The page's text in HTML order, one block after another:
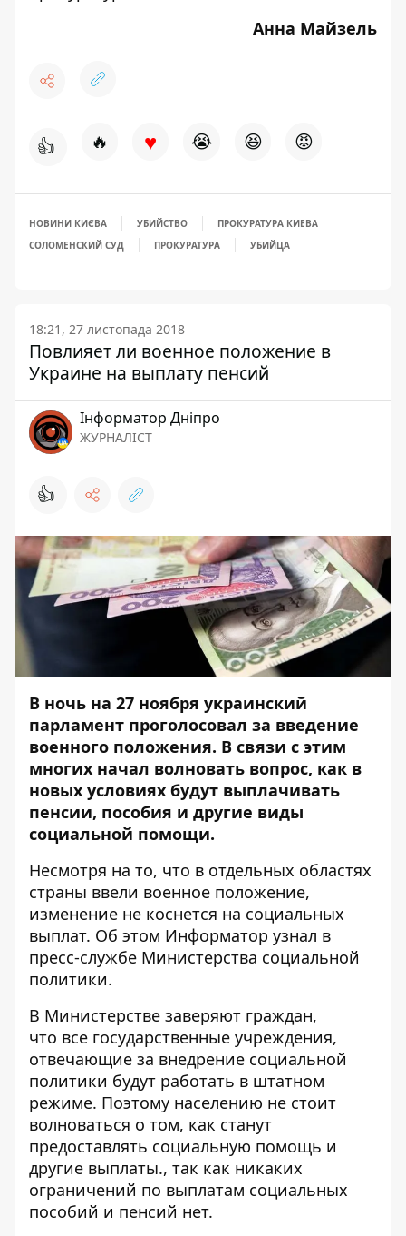
Анна Майзель
👍 🔥 ♥ 😭 😆 😡
НОВИНИ КИЄВА УБИЙСТВО
ПРОКУРАТУРА КИЕВА
СОЛОМЕНСКИЙ СУД
ПРОКУРАТУРА УБИЙЦА
18:21, 27 листопада 2018
Повлияет ли военное положение в
Украине на выплату пенсий
Інформатор Дніпро
ЖУРНАЛІСТ
👍
В ночь на 27 ноября украинский
парламент проголосовал за введение
военного положения. В связи с этим
многих начал волновать вопрос, как в
новых условиях будут выплачивать
пенсии, пособия и другие виды
социальной помощи.
Несмотря на то, что в отдельных областях
страны ввели военное положение,
изменение не коснется на социальных
выплат. Об этом Информатор узнал в
пресс-службе Министерства социальной
политики.
В Министерстве заверяют граждан,
что все государственные учреждения,
отвечающие за внедрение социальной
политики будут работать в штатном
режиме. Поэтому населению не стоит
волноваться о том, как станут
предоставлять социальную помощь и
другие выплаты., так как никаких
ограничений по выплатам социальных
пособий и пенсий нет.